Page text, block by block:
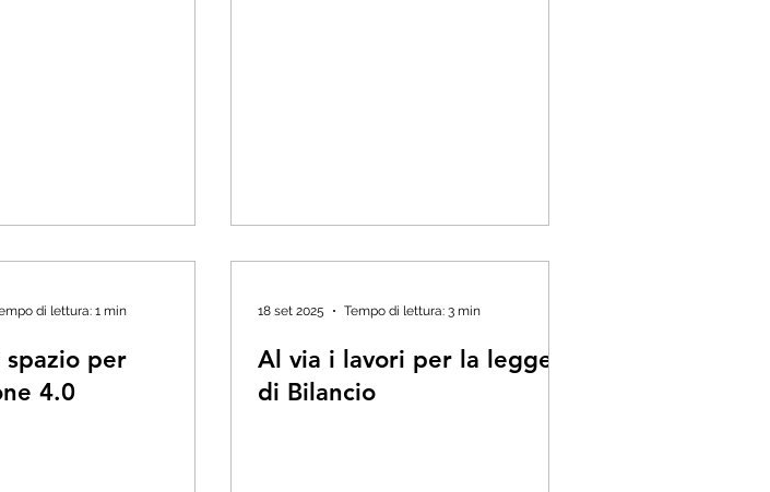
per
4.0
di lettura: 1 min
Al via i lavori per la legge
di Bilancio
18 set 2025 Tempo di lettura: 3 min